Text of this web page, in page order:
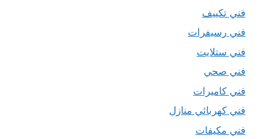
فني تكييف
فني رسيفرات
فني ستلايت
فني صحي
فني كاميرات
فني كهربائي منازل
فني مكيفات